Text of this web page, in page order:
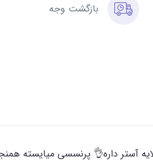
بازگشت وجه
آستر داره👌 پرنسسی میایسته